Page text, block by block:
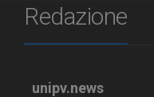
Redazione
unipv.news